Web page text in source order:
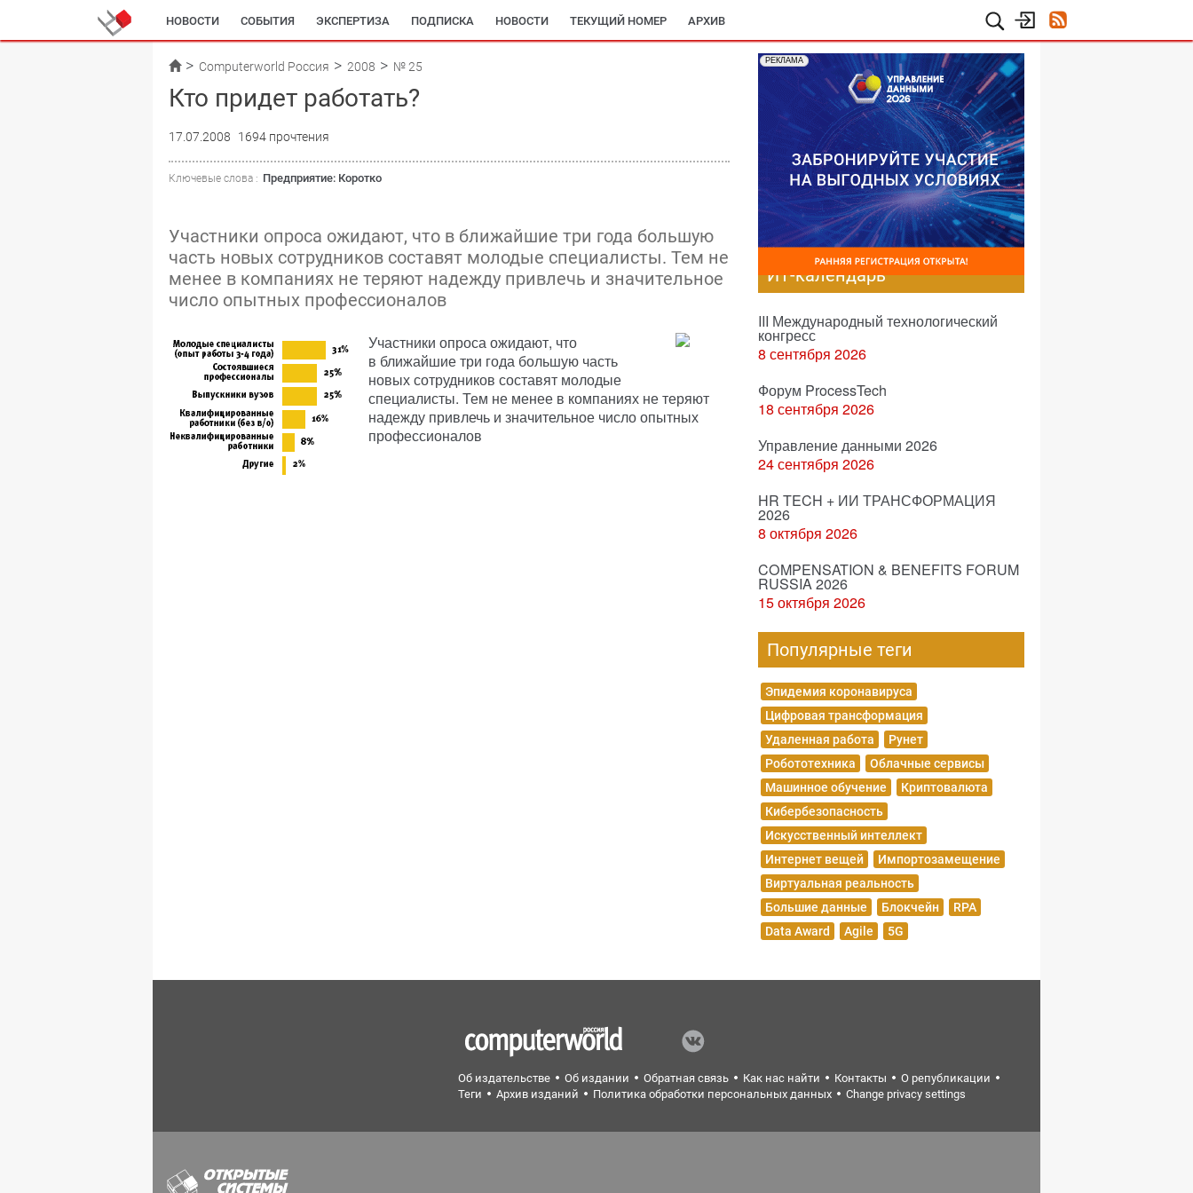
НОВОСТИ СОБЫТИЯ ЭКСПЕРТИЗА ПОДПИСКА НОВОСТИ ТЕКУЩИЙ НОМЕР АРХИВ
Computerworld Россия 2008 № 25
Кто придет работать?
17.07.2008 1694 прочтения
Ключевые слова : Предприятие: Коротко
Участники опроса ожидают, что в ближайшие три года большую
часть новых сотрудников составят молодые специалисты. Тем не
менее в компаниях не теряют надежду привлечь и значительное
число опытных профессионалов
Участники опроса ожидают, что
в ближайшие три года большую часть
новых сотрудников составят молодые
специалисты. Тем не менее в компаниях не теряют
надежду привлечь и значительное число опытных
профессионалов
РЕКЛАМА
ИТ-календарь
III Международный технологический
конгресс
8 сентября 2026
Форум ProcessTech
18 сентября 2026
Управление данными 2026
24 сентября 2026
HR TECH + ИИ ТРАНСФОРМАЦИЯ
2026
8 октября 2026
COMPENSATION & BENEFITS FORUM
RUSSIA 2026
15 октября 2026
Популярные теги
Эпидемия коронавируса
Цифровая трансформация
Удаленная работа
Рунет
Робототехника
Облачные сервисы
Машинное обучение
Криптовалюта
Кибербезопасность
Искусственный интеллект
Интернет вещей
Импортозамещение
Виртуальная реальность
Большие данные
Блокчейн
RPA
Data Award
Agile 5G
Об издательстве Об издании Обратная связь Как нас найти Контакты
О републикации
Теги
Архив изданий Политика обработки персональных данных Change privacy settings